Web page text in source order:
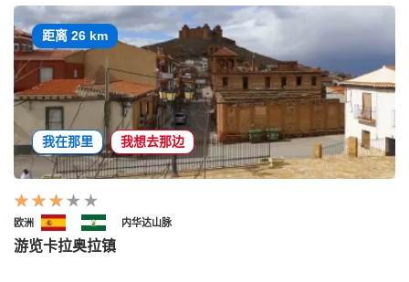
距离 26 km
我在那里 我想去那边
欧洲 内华达山脉
游览卡拉奥拉镇